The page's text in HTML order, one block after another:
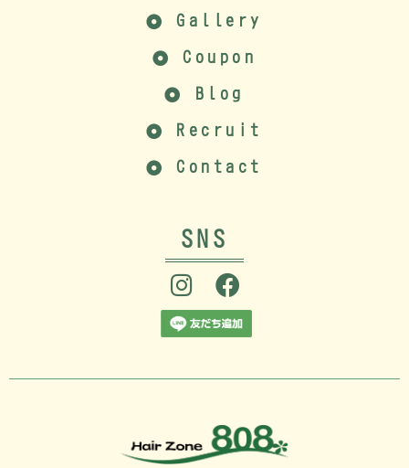
Gallery
Coupon
Blog
Recruit
Contact
SNS